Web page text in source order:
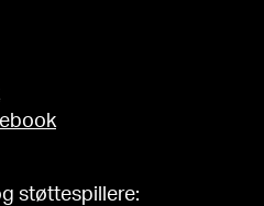
støttespillere: